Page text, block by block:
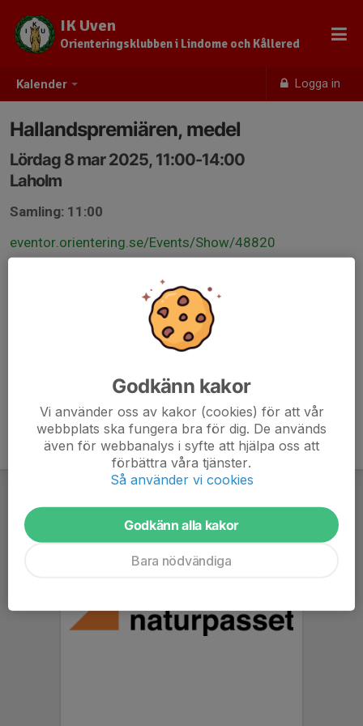
Kalender Logga in
IK Uven
Orienteringsklubben i Lindome och Kållered
Hallandspremiären, medel
Lördag 8 mar 2025, 11:00-14:00
Laholm
Samling: 11:00
eventor.orientering.se/Events/Show/48820
Godkänn kakor
Vi använder oss av kakor (cookies) för att vår
webbplats ska fungera bra för dig. De används
även för webbanalys i syfte att hjälpa oss att
förbättra våra tjänster.
Så använder vi cookies
Godkänn alla kakor
Bara nödvändiga